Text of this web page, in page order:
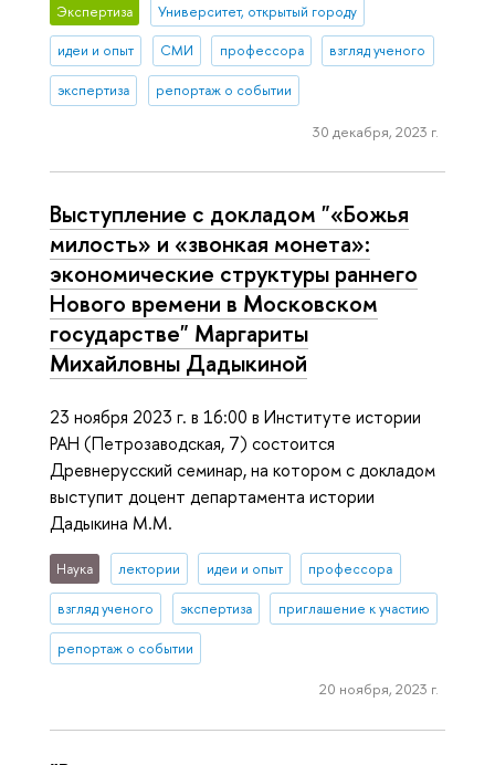
Экспертиза Университет, открытый городу
идеи и опыт СМИ профессора взгляд ученого
экспертиза репортаж о событии
30 декабря, 2023 г.
Выступление с докладом "«Божья
милость» и «звонкая монета»:
экономические структуры раннего
Нового времени в Московском
государстве" Маргариты
Михайловны Дадыкиной
23 ноября 2023 г. в 16:00 в Институте истории
РАН (Петрозаводская, 7) состоится
Древнерусский семинар, на котором с докладом
выступит доцент департамента истории
Дадыкина М.М.
Наука лектории идеи и опыт профессора
взгляд ученого экспертиза приглашение к участию
репортаж о событии
20 ноября, 2023 г.